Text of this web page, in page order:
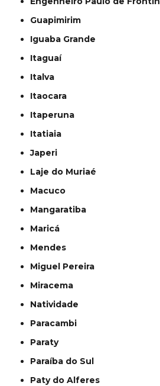
Guapimirim
Iguaba Grande
Itaguaí
Italva
Itaocara
Itaperuna
Itatiaia
Japeri
Laje do Muriaé
Macuco
Mangaratiba
Maricá
Mendes
Miguel Pereira
Miracema
Natividade
Paracambi
Paraty
Paraíba do Sul
Paty do Alferes